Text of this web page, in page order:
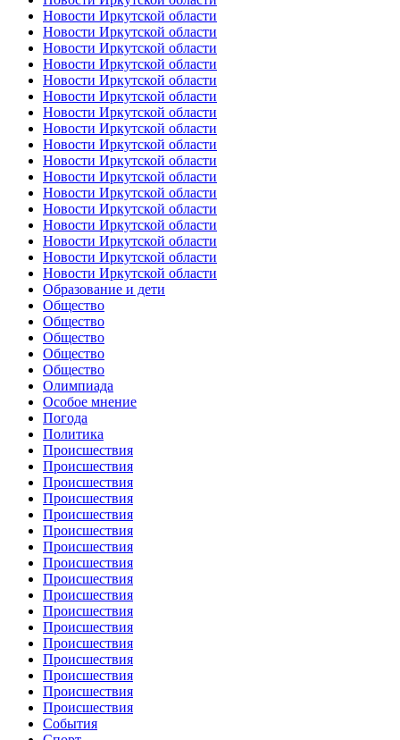
Новости Иркутской области
Новости Иркутской области
Новости Иркутской области
Новости Иркутской области
Новости Иркутской области
Новости Иркутской области
Новости Иркутской области
Новости Иркутской области
Новости Иркутской области
Новости Иркутской области
Новости Иркутской области
Новости Иркутской области
Новости Иркутской области
Новости Иркутской области
Новости Иркутской области
Новости Иркутской области
Новости Иркутской области
Образование и дети
Общество
Общество
Общество
Общество
Общество
Олимпиада
Особое мнение
Погода
Политика
Происшествия
Происшествия
Происшествия
Происшествия
Происшествия
Происшествия
Происшествия
Происшествия
Происшествия
Происшествия
Происшествия
Происшествия
Происшествия
Происшествия
Происшествия
Происшествия
Происшествия
События